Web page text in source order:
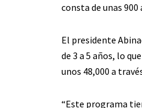
consta de unas 900
El presidente
de 3 a 5 años, lo
unos 48,000 a
“Este programa